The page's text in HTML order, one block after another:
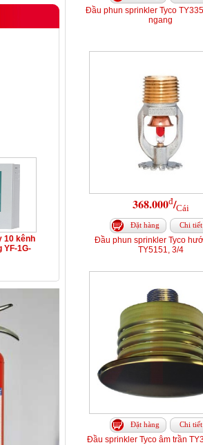
10 kênh
1G-
10 kênh
YF-1G-
Đầu phun sprinkler Tyco
ngang
368.000đ/Cái
Đặt hàng Chi tiết
Đầu phun sprinkler Tyco
TY5151, 3/4
Đặt hàng Chi tiết
Đầu sprinkler Tyco âm trần